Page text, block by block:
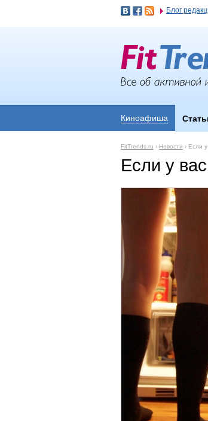
Блог
Киноафиша
FitTrends.ru › Новости › Если у
Если у